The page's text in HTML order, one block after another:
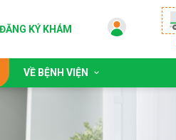
ĐĂNG KÝ KHÁM
VỀ BỆNH VIỆN
Đội ngũ bác sĩ